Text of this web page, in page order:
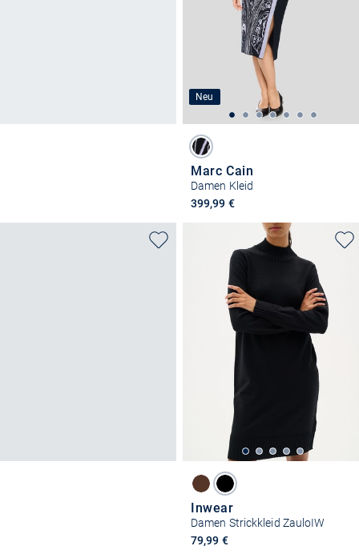
Neu
Marc Cain
Damen Kleid
399,99 €
Inwear
Damen Strickkleid ZauloIW
79,99 €